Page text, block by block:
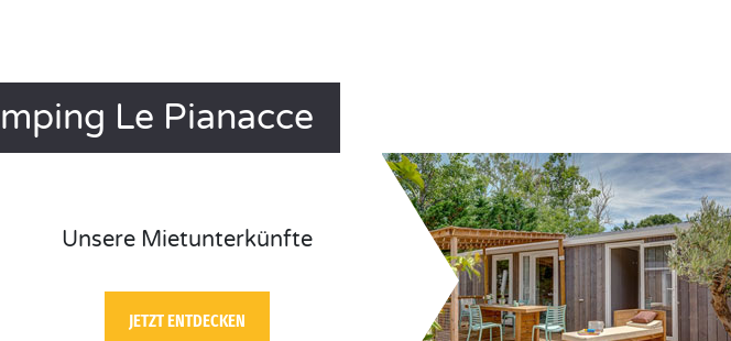
Le Pianacce
Unsere Mietunterkünfte
JETZT ENTDECKEN